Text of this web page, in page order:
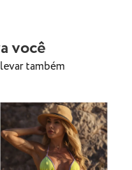
você
também